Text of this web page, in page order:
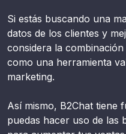
Si estás buscando una
datos de los clientes y
considera la
como una herramienta
marketing.
Así mismo, B2Chat tiene
puedas hacer uso de las